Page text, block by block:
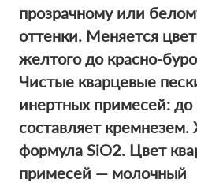
прозрачному или
оттенки. Меняется
желтого до красно-
Чистые кварцевые
инертных примесей: до
составляет кремнезем.
формула SiO2. Цвет
примесей — молочный